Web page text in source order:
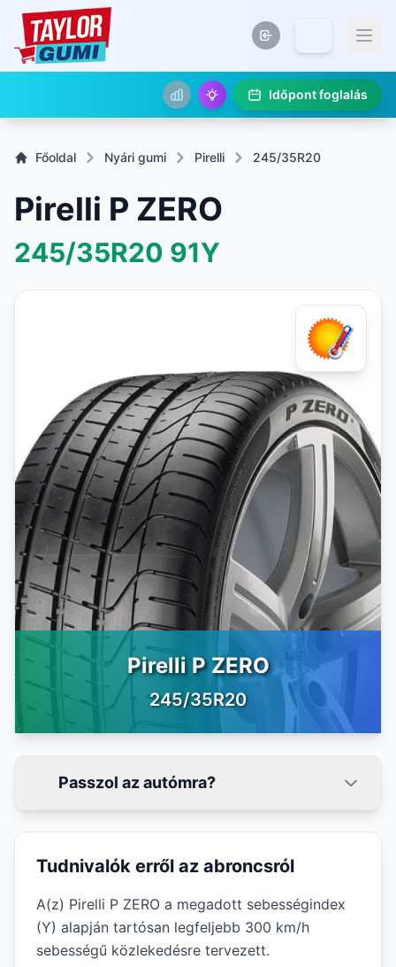
Időpont foglalás
Főoldal Nyári gumi Pirelli 245/35R20
Pirelli P ZERO
245/35R20 91Y
Pirelli P ZERO
245/35R20
Passzol az autómra?
Tudnivalók erről az abroncsról
A(z) Pirelli P ZERO a megadott sebességindex
(Y) alapján tartósan legfeljebb 300 km/h
sebességű közlekedésre tervezett.